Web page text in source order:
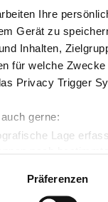
Ihre
Gerät zu
Inhalten,
für welche
Privacy Trigger
gerne:
Lage
nach
Präferenzen